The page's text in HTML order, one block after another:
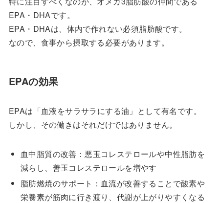
EPA・DHAです。
EPA・DHAは、体内で作れない必須脂肪酸です。
なので、食事から摂取する必要があります。
EPAの効果
EPAは「血液をサラサラにする油」として有名です。
しかし、その働きはそれだけではありません。
血中脂質の改善：悪玉コレステロールや中性脂肪を
減らし、善玉コレステロールを増やす
脂肪燃焼のサポート：血流が改善することで酸素や
栄養素が筋肉に行き渡り、代謝が上がりやすくなる